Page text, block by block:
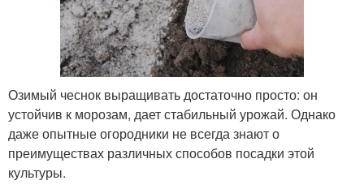
Озимый чеснок выращивать достаточно просто: он
устойчив к морозам, дает стабильный урожай. Однако
даже опытные огородники не всегда знают о
преимуществах различных способов посадки этой
культуры.